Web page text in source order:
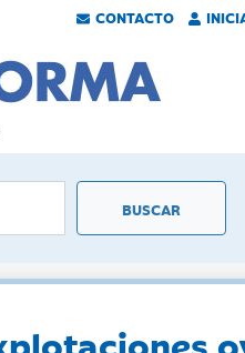
CONTACTO